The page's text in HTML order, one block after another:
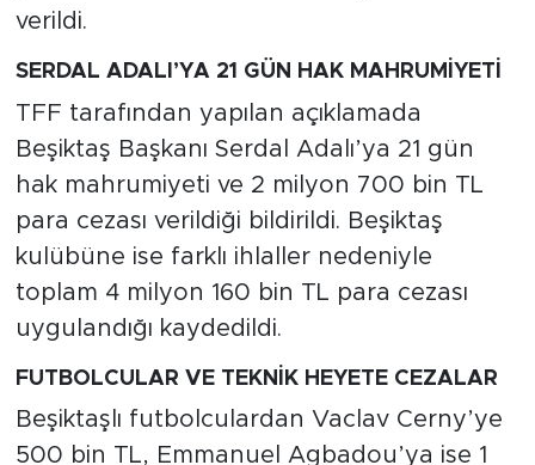
verildi.
SERDAL ADALI’YA 21 GÜN HAK MAHRUMİYETİ
TFF tarafından yapılan açıklamada
Beşiktaş Başkanı Serdal Adalı’ya 21 gün
hak mahrumiyeti ve 2 milyon 700 bin TL
para cezası verildiği bildirildi. Beşiktaş
kulübüne ise farklı ihlaller nedeniyle
toplam 4 milyon 160 bin TL para cezası
uygulandığı kaydedildi.
FUTBOLCULAR VE TEKNİK HEYETE CEZALAR
Beşiktaşlı futbolculardan Vaclav Cerny’ye
500 bin TL, Emmanuel Agbadou’ya ise 1